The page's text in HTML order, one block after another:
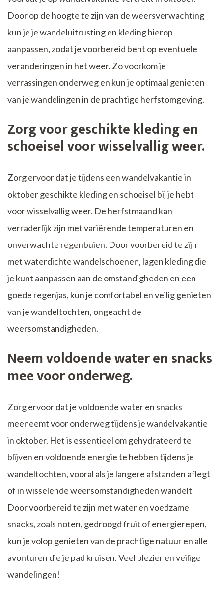
Door op de hoogte te zijn van de weersverwachting
kun je je wandeluitrusting en kleding hierop
aanpassen, zodat je voorbereid bent op eventuele
veranderingen in het weer. Zo voorkom je
verrassingen onderweg en kun je optimaal genieten
van je wandelingen in de prachtige herfstomgeving.
Zorg voor geschikte kleding en
schoeisel voor wisselvallig weer.
Zorg ervoor dat je tijdens een wandelvakantie in
oktober geschikte kleding en schoeisel bij je hebt
voor wisselvallig weer. De herfstmaand kan
verraderlijk zijn met variërende temperaturen en
onverwachte regenbuien. Door voorbereid te zijn
met waterdichte wandelschoenen, lagen kleding die
je kunt aanpassen aan de omstandigheden en een
goede regenjas, kun je comfortabel en veilig genieten
van je wandeltochten, ongeacht de
weersomstandigheden.
Neem voldoende water en snacks
mee voor onderweg.
Zorg ervoor dat je voldoende water en snacks
meeneemt voor onderweg tijdens je wandelvakantie
in oktober. Het is essentieel om gehydrateerd te
blijven en voldoende energie te hebben tijdens je
wandeltochten, vooral als je langere afstanden aflegt
of in wisselende weersomstandigheden wandelt.
Door voorbereid te zijn met water en voedzame
snacks, zoals noten, gedroogd fruit of energierepen,
kun je volop genieten van de prachtige natuur en alle
avonturen die je pad kruisen. Veel plezier en veilige
wandelingen!